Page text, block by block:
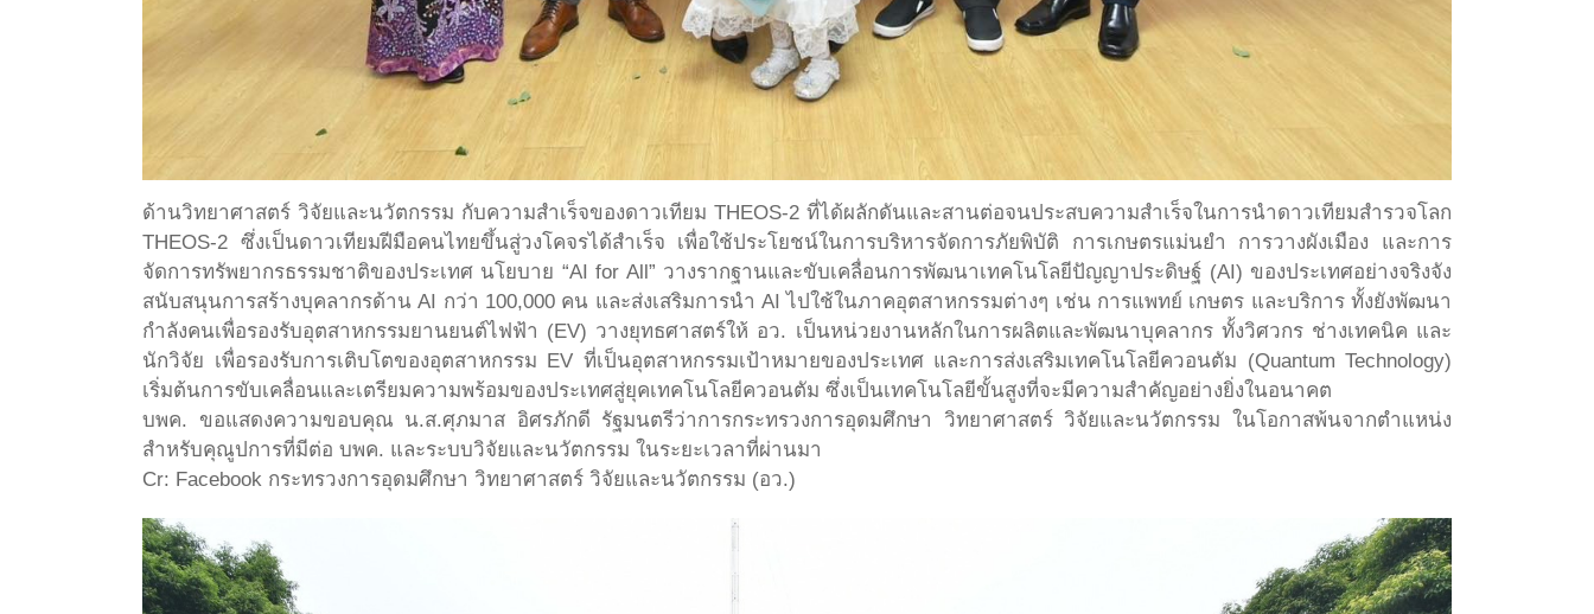
ด้านวิทยาศาสตร์ วิจัยและนวัตกรรม กับความสำเร็จของดาวเทียม THEOS-2 ที่ได้ผลักดันและสานต่อจนประสบความสำเร็จในการนำดาวเทียมสำรวจโลก
THEOS-2 ซึ่งเป็นดาวเทียมฝีมือคนไทยขึ้นสู่วงโคจรได้สำเร็จ เพื่อใช้ประโยชน์ในการบริหารจัดการภัยพิบัติ การเกษตรแม่นยำ การวางผังเมือง และการ
จัดการทรัพยากรธรรมชาติของประเทศ นโยบาย “AI for All” วางรากฐานและขับเคลื่อนการพัฒนาเทคโนโลยีปัญญาประดิษฐ์ (AI) ของประเทศอย่างจริงจัง
สนับสนุนการสร้างบุคลากรด้าน AI กว่า 100,000 คน และส่งเสริมการนำ AI ไปใช้ในภาคอุตสาหกรรมต่างๆ เช่น การแพทย์ เกษตร และบริการ ทั้งยังพัฒนา
กำลังคนเพื่อรองรับอุตสาหกรรมยานยนต์ไฟฟ้า (EV) วางยุทธศาสตร์ให้ อว. เป็นหน่วยงานหลักในการผลิตและพัฒนาบุคลากร ทั้งวิศวกร ช่างเทคนิค และ
นักวิจัย เพื่อรองรับการเติบโตของอุตสาหกรรม EV ที่เป็นอุตสาหกรรมเป้าหมายของประเทศ และการส่งเสริมเทคโนโลยีควอนตัม (Quantum Technology)
เริ่มต้นการขับเคลื่อนและเตรียมความพร้อมของประเทศสู่ยุคเทคโนโลยีควอนตัม ซึ่งเป็นเทคโนโลยีขั้นสูงที่จะมีความสำคัญอย่างยิ่งในอนาคต
บพค. ขอแสดงความขอบคุณ น.ส.ศุภมาส อิศรภักดี รัฐมนตรีว่าการกระทรวงการอุดมศึกษา วิทยาศาสตร์ วิจัยและนวัตกรรม ในโอกาสพ้นจากตำแหน่ง
สำหรับคุณูปการที่มีต่อ บพค. และระบบวิจัยและนวัตกรรม ในระยะเวลาที่ผ่านมา
Cr: Facebook กระทรวงการอุดมศึกษา วิทยาศาสตร์ วิจัยและนวัตกรรม (อว.)